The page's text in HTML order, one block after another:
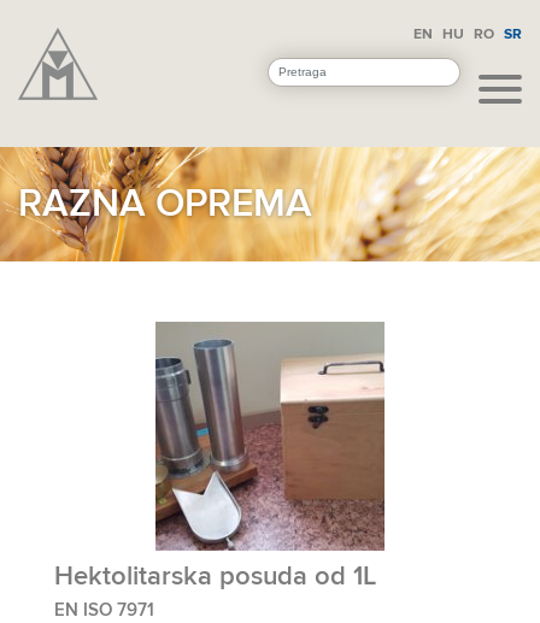
EN HU RO SR
RAZNA OPREMA
Hektolitarska posuda od 1L
EN ISO 7971